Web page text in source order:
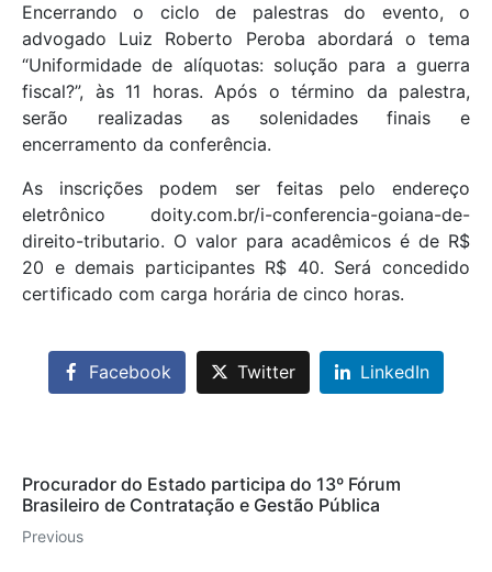
Encerrando o ciclo de palestras do evento, o
advogado Luiz Roberto Peroba abordará o tema
“Uniformidade de alíquotas: solução para a guerra
fiscal?”, às 11 horas. Após o término da palestra,
serão realizadas as solenidades finais e
encerramento da conferência.
As inscrições podem ser feitas pelo endereço
eletrônico doity.com.br/i-conferencia-goiana-de-
direito-tributario. O valor para acadêmicos é de R$
20 e demais participantes R$ 40. Será concedido
certificado com carga horária de cinco horas.
Facebook Twitter LinkedIn
Procurador do Estado participa do 13º Fórum
Brasileiro de Contratação e Gestão Pública
Previous